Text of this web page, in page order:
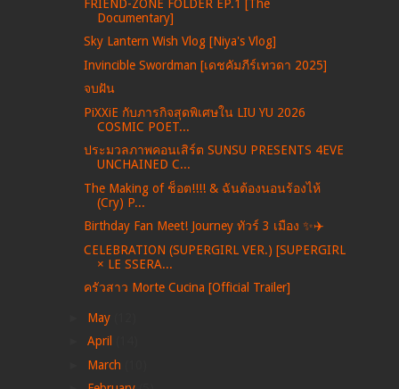
FRIEND-ZONE FOLDER EP.1 [The
Documentary]
Sky Lantern Wish Vlog [Niya's Vlog]
Invincible Swordman [เดชคัมภีร์เทวดา 2025]
จบฝัน
PiXXiE กับภารกิจสุดพิเศษใน LIU YU 2026
COSMIC POET...
ประมวลภาพคอนเสิร์ต SUNSU PRESENTS 4EVE
UNCHAINED C...
The Making of ช็อต!!!! & ฉันต้องนอนร้องไห้
(Cry) P...
Birthday Fan Meet! Journey ทัวร์ 3 เมือง ✨✈️
CELEBRATION (SUPERGIRL VER.) [SUPERGIRL
× LE SSERA...
ครัวสาว Morte Cucina [Official Trailer]
May
April
March